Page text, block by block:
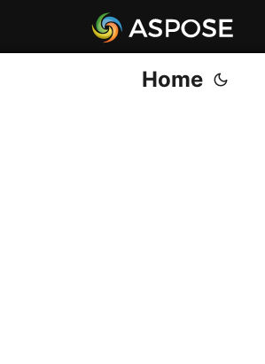
Home